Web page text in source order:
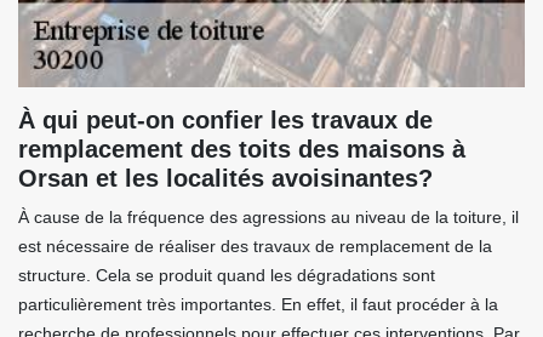
À qui peut-on confier les travaux de
remplacement des toits des maisons à
Orsan et les localités avoisinantes?
À cause de la fréquence des agressions au niveau de la toiture, il
est nécessaire de réaliser des travaux de remplacement de la
structure. Cela se produit quand les dégradations sont
particulièrement très importantes. En effet, il faut procéder à la